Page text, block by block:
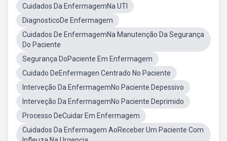
Cuidados Da EnfermagemNa UTI
DiagnosticoDe Enfermagem
Cuidados De EnfermagemNa Manutenção Da Segurança
Do Paciente
Segurança DoPaciente Em Enfermagem
Cuidado DeEnfermagen Centrado No Paciente
Interveção Da EnfermagemNo Paciente Depessivo
Interveção Da EnfermagemNo Paciente Deprimido
Processo DeCuidar Em Enfermagem
Cuidados Da Enfermagem AoReceber Um Paciente Com